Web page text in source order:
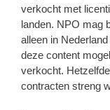
verkocht met
landen. NPO mag
alleen in
deze content
verkocht.
contracten streng